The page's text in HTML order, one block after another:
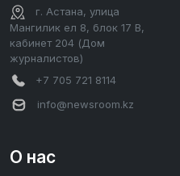
г. Астана, улица
Мангилик ел 8, блок 17 В,
кабинет 204 (Дом
журналистов)
+7 705 721 8114
info@newsroom.kz
О нас